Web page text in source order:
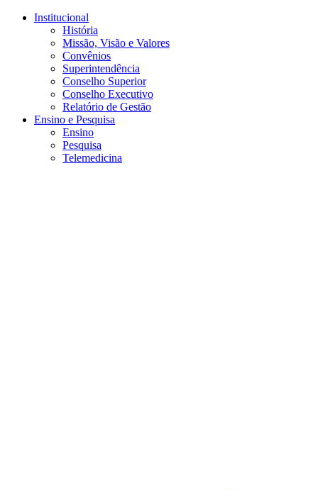
Conteúdo principal
Institucional
História
Missão, Visão e Valores
Convênios
Superintendência
Conselho Superior
Conselho Executivo
Relatório de Gestão
Ensino e Pesquisa
Ensino
Pesquisa
Telemedicina